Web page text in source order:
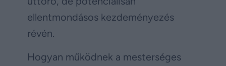
ellentmondásos kezdeményezés
révén.
Hogyan működnek a mesterséges